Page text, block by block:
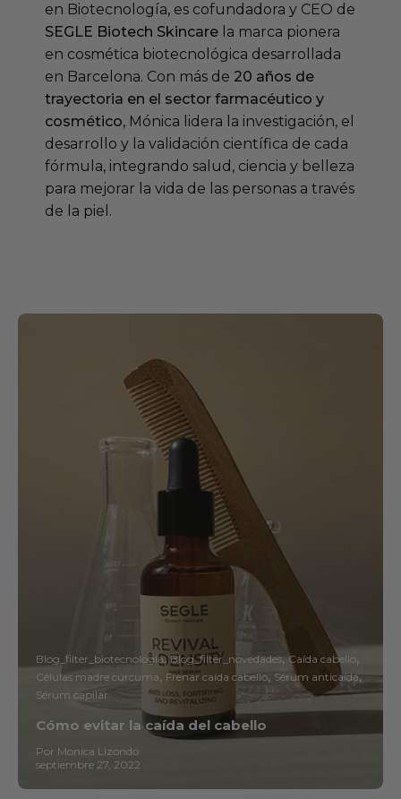
en Biotecnología, es cofundadora y CEO de
SEGLE Biotech Skincare la marca pionera
en cosmética biotecnológica desarrollada
en Barcelona. Con más de 20 años de
trayectoria en el sector farmacéutico y
cosmético, Mónica lidera la investigación, el
desarrollo y la validación científica de cada
fórmula, integrando salud, ciencia y belleza
para mejorar la vida de las personas a través
de la piel.
Blog_filter_biotecnología Blog_filter_novedades Caída cabello
Células madre cúrcuma Frenar caída cabello Sérum anticaída
Sérum capilar
Cómo evitar la caída del cabello
Por Monica Lizondo
septiembre 27, 2022